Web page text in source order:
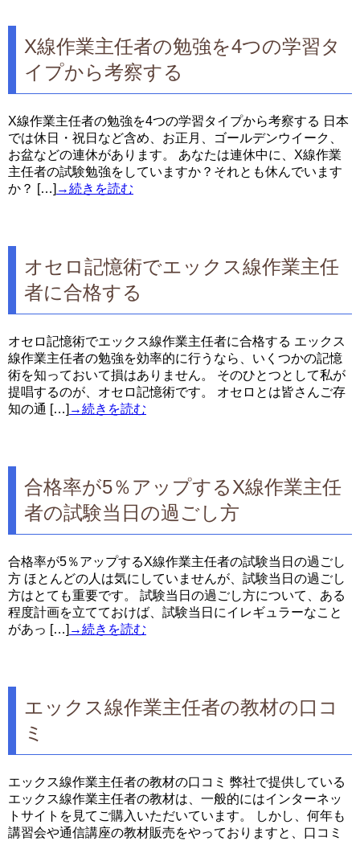
X線作業主任者の勉強を4つの学習タ
イプから考察する
X線作業主任者の勉強を4つの学習タイプから考察する 日本
では休日・祝日など含め、お正月、ゴールデンウイーク、
お盆などの連休があります。 あなたは連休中に、X線作業
主任者の試験勉強をしていますか？それとも休んでいます
か？ […] →続きを読む
オセロ記憶術でエックス線作業主任
者に合格する
オセロ記憶術でエックス線作業主任者に合格する エックス
線作業主任者の勉強を効率的に行うなら、いくつかの記憶
術を知っておいて損はありません。 そのひとつとして私が
提唱するのが、オセロ記憶術です。 オセロとは皆さんご存
知の通 […] →続きを読む
合格率が5％アップするX線作業主任
者の試験当日の過ごし方
合格率が5％アップするX線作業主任者の試験当日の過ごし
方 ほとんどの人は気にしていませんが、試験当日の過ごし
方はとても重要です。 試験当日の過ごし方について、ある
程度計画を立てておけば、試験当日にイレギュラーなこと
があっ […] →続きを読む
エックス線作業主任者の教材の口コ
ミ
エックス線作業主任者の教材の口コミ 弊社で提供している
エックス線作業主任者の教材は、一般的にはインターネッ
トサイトを見てご購入いただいています。 しかし、何年も
講習会や通信講座の教材販売をやっておりますと、口コミ